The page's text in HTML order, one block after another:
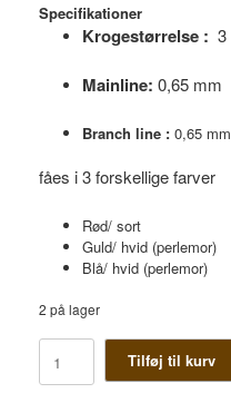
Specifikationer
Krogestørrelse : 3
Mainline: 0,65 mm
Branch line : 0,65 mm
fåes i 3 forskellige farver
Rød/ sort
Guld/ hvid (perlemor)
Blå/ hvid (perlemor)
2 på lager
torskeforfang
VI
Tilføj til kurv